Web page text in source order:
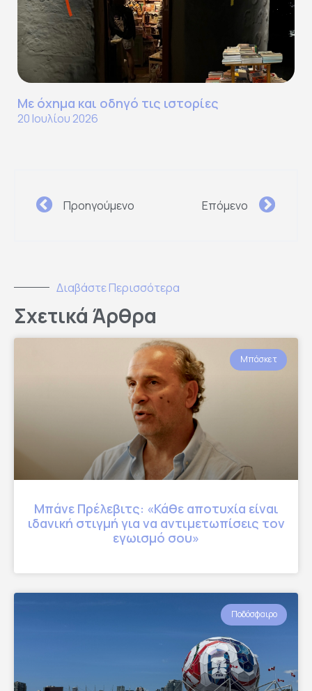
Με όχημα και οδηγό τις ιστορίες
20 Ιουλίου 2026
Προηγούμενο Επόμενο
Διαβάστε Περισσότερα
Σχετικά Άρθρα
Μπάσκετ
Μπάνε Πρέλεβιτς: «Κάθε αποτυχία είναι
ιδανική στιγμή για να αντιμετωπίσεις τον
εγωισμό σου»
Ποδόσφαιρο